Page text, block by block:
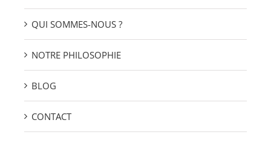
QUI SOMMES-NOUS ?
NOTRE PHILOSOPHIE
BLOG
CONTACT